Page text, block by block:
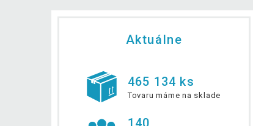
Aktuálne
465 134 ks
Tovaru máme na sklade